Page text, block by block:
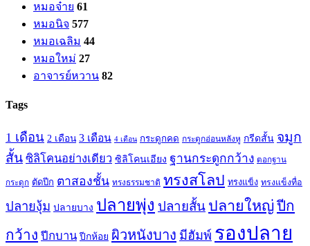
หมอจ๋าย 61
หมอนิจ 577
หมอเฉลิม 44
หมอใหม่ 27
อาจารย์หวาน 82
Tags
1 เดือน 2 เดือน 3 เดือน 4 เดือน กระดูกคด กระดูกอ่อนหลังหู กรีดสั้น จมูก
สั้น ซิลิโคนอย่างเดียว ซิลิโคนเอียง ฐานกระดูกกว้าง ตอกฐาน
กระดูก ตัดปีก ตาสองชั้น ทรงธรรมชาติ ทรงสโลป ทรงแข็ง ทรงแข็งทื่อ
ปลายงุ้ม ปลายบาง ปลายพุ่ง ปลายสั้น ปลายใหญ่ปีก
กว้าง ปีกบาน ปีกห้อย ผิวหนังบาง มีฮัมพ์ รองปลาย